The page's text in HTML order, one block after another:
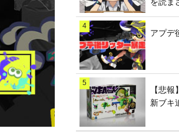
4
アプデ
5
【悲
新ブキ